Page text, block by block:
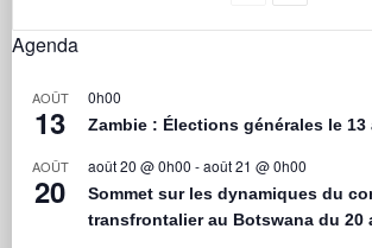
Agenda
AOÛT
13
0h00
Zambie : Élections générales le 13
AOÛT
20
août 20 @ 0h00 -août 21 @ 0h00
Sommet sur les dynamiques du
transfrontalier au Botswana du 20